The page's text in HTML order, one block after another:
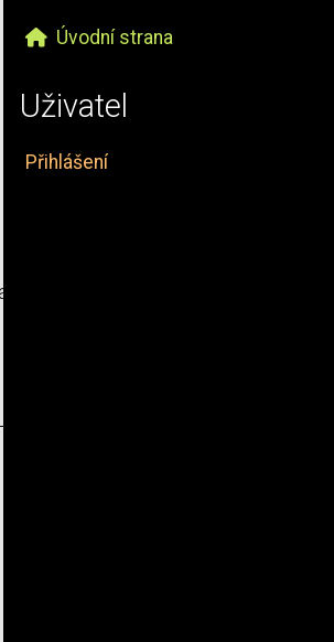
Úvodní strana
Uživatel
Přihlášení